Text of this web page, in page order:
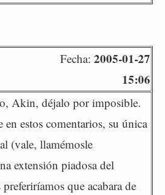
Fecha: 2005-01-27
15:06
Akin, déjalo por imposible.
en estos comentarios, su única
(vale, llamémosle
extensión piadosa del
que acabara de